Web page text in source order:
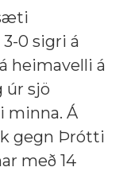
0 sigri á
heimavelli á
úr sjö
minna. Á
gegn Þrótti
með 14